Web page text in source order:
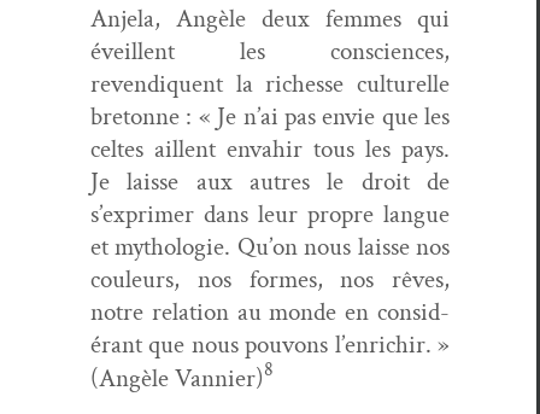
Anjela, Angèle deux femmes qui
éveil­lent les con­sciences,
revendiquent la richesse cul­turelle
bre­tonne : « Je n’ai pas envie que les
celtes ail­lent envahir tous les pays.
Je laisse aux autres le droit de
s’exprimer dans leur pro­pre langue
et mytholo­gie. Qu’on nous laisse nos
couleurs, nos formes, nos rêves,
notre rela­tion au monde en con­sid­
érant que nous pou­vons l’enrichir. »
(Angèle Van­nier)8